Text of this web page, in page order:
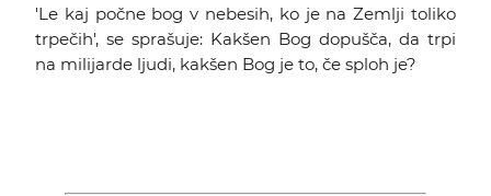
'Le kaj počne bog v nebesih, ko je na Zemlji toliko
trpečih', se sprašuje: Kakšen Bog dopušča, da trpi
na milijarde ljudi, kakšen Bog je to, če sploh je?